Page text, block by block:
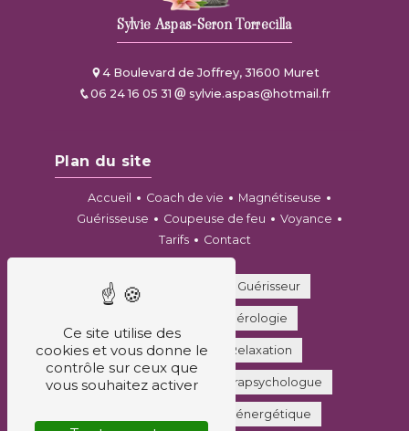
Sylvie Aspas-Seron Torrecilla
4 Boulevard de Joffrey, 31600 Muret
06 24 16 05 31
sylvie.aspas@hotmail.fr
Plan du site
Accueil Coach de vie
Magnétiseuse
Guérisseuse
Coupeuse de feu
Voyance
Tarifs
Contact
Coupeur de feu Guérisseur
Numérologie
Coach de vie Relaxation
Soin dermatose Parapsychologue
Soin énergétique
Ce site utilise des
cookies et vous donne le
contrôle sur ceux que
vous souhaitez activer